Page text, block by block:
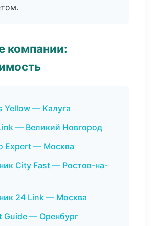
компании:
Yellow — Калуга
— Великий Новгород
Expert — Москва
City Fast — Ростов-на-
24 Link — Москва
Guide — Оренбург